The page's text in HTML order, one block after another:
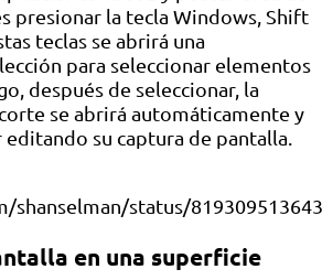
presionar la tecla Windows, Shift
teclas se abrirá una
para seleccionar elementos
después de seleccionar, la
se abrirá automáticamente y
su captura de pantalla.
status/
en una superficie